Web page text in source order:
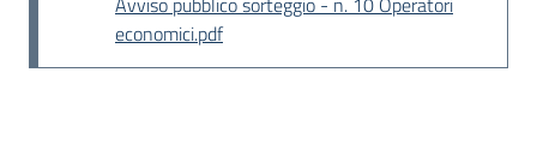
economici.pdf